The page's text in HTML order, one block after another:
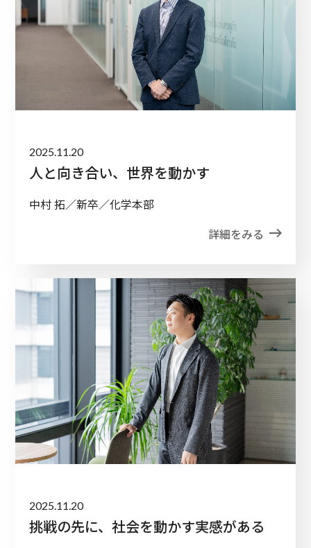
2025.11.20
人と向き合い、世界を動かす
中村 拓／新卒／化学本部
詳細をみる
2025.11.20
挑戦の先に、社会を動かす実感がある